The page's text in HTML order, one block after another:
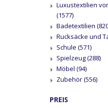
Luxustextilien
(1577)
Badetextilien
Rucksäcke und
Schule (571)
Spielzeug(288)
Möbel (94)
Zubehör(556)
PREIS